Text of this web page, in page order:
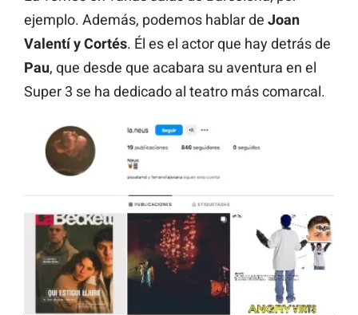
ejemplo. Además, podemos hablar de Joan
Valentí y Cortés. Él es el actor que hay detrás de
Pau, que desde que acabara su aventura en el
Super 3 se ha dedicado al teatro más comarcal.